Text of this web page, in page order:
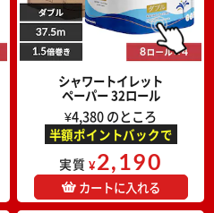
シャワートイレット
ペーパー 32ロール
¥4,380 のところ
半額ポイントバックで
実質 ¥2,190
カートに入れる